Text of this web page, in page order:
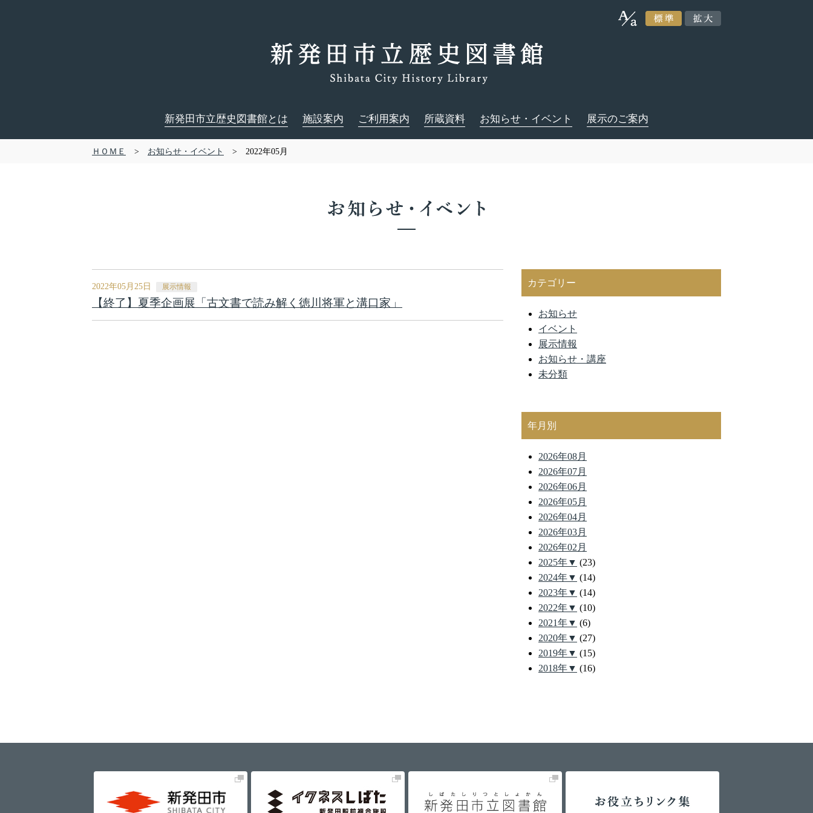
新発田市立歴史図書館とは 施設案内 ご利用案内 所蔵資料 お知らせ・イベント 展示のご案内
ＨＯＭＥ > お知らせ・イベント > 2022年05月
2022年05月25日 展示情報
【終了】夏季企画展「古文書で読み解く徳川将軍と溝口家」
カテゴリー
お知らせ
イベント
展示情報
お知らせ・講座
未分類
年月別
2026年08月
2026年07月
2026年06月
2026年05月
2026年04月
2026年03月
2026年02月
2025年▼ (23)
2024年▼ (14)
2023年▼ (14)
2022年▼ (10)
2021年▼ (6)
2020年▼ (27)
2019年▼ (15)
2018年▼ (16)